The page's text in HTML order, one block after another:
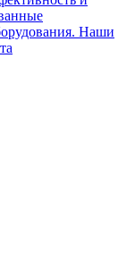
Наши